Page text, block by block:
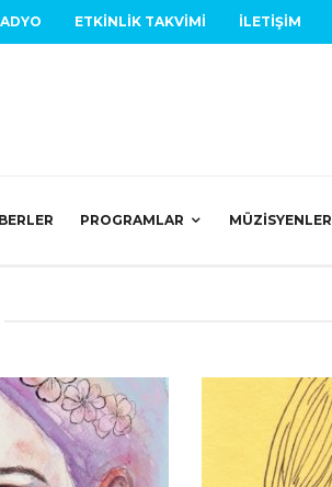
ETKINLIK TAKVIMI İLETIŞIM
PROGRAMLAR MÜZISYENLER